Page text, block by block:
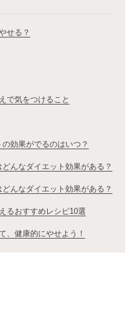
せる？
で気をつけること
の効果がでるのはいつ？
んなダイエット効果がある？
んなダイエット効果がある？
るおすすめレシピ10選
、健康的にやせよう！